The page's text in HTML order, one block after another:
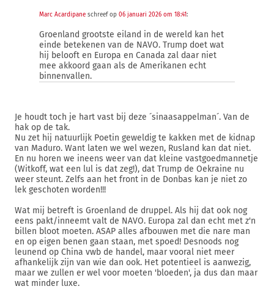
Marc Acardipane schreef op 06 januari 2026 om 18:41:
Groenland grootste eiland in de wereld kan het
einde betekenen van de NAVO. Trump doet wat
hij belooft en Europa en Canada zal daar niet
mee akkoord gaan als de Amerikanen echt
binnenvallen.
Je houdt toch je hart vast bij deze ´sinaasappelman´. Van de
hak op de tak.
Nu zet hij natuurlijk Poetin geweldig te kakken met de kidnap
van Maduro. Want laten we wel wezen, Rusland kan dat niet.
En nu horen we ineens weer van dat kleine vastgoedmannetje
(Witkoff, wat een lul is dat zeg!), dat Trump de Oekraine nu
weer steunt. Zelfs aan het front in de Donbas kan je niet zo
lek geschoten worden!!!
Wat mij betreft is Groenland de druppel. Als hij dat ook nog
eens pakt/inneemt valt de NAVO. Europa zal dan echt met z'n
billen bloot moeten. ASAP alles afbouwen met die nare man
en op eigen benen gaan staan, met spoed! Desnoods nog
leunend op China vwb de handel, maar vooral niet meer
afhankelijk zijn van wie dan ook. Het potentieel is aanwezig,
maar we zullen er wel voor moeten 'bloeden', ja dus dan maar
wat minder luxe.